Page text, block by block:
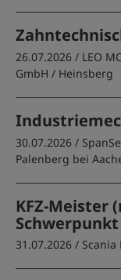
26.07.2026 / LEO
GmbH / Heinsberg
30.07.2026 /
Palenberg bei
KFZ-Meister
31.07.2026 / Scania